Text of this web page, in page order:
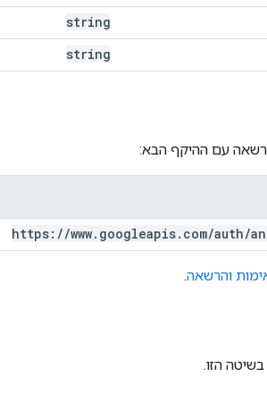
string
string
עם ההיקף הבא:
https: //www. googleapis. com/auth/
והרשאה.
הזו.